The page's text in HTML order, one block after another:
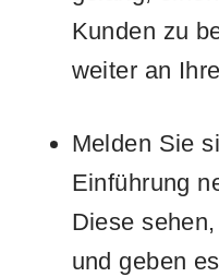
Kunden zu
weiter an Ihre
Melden Sie
Einführung
Diese
und geben